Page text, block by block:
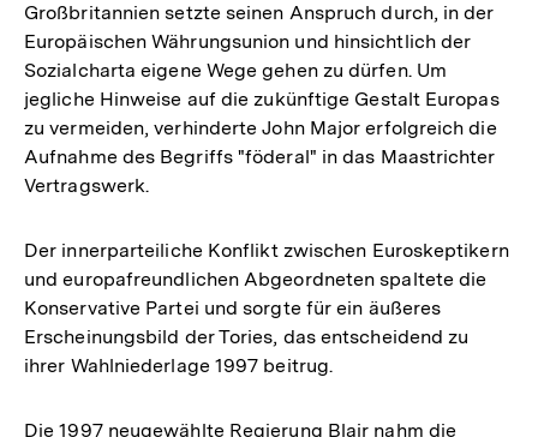
Großbritannien setzte seinen Anspruch durch, in der
Europäischen Währungsunion und hinsichtlich der
Sozialcharta eigene Wege gehen zu dürfen. Um
jegliche Hinweise auf die zukünftige Gestalt Europas
zu vermeiden, verhinderte John Major erfolgreich die
Aufnahme des Begriffs "föderal" in das Maastrichter
Vertragswerk.
Der innerparteiliche Konflikt zwischen Euroskeptikern
und europafreundlichen Abgeordneten spaltete die
Konservative Partei und sorgte für ein äußeres
Erscheinungsbild der Tories, das entscheidend zu
ihrer Wahlniederlage 1997 beitrug.
Die 1997 neugewählte Regierung Blair nahm die